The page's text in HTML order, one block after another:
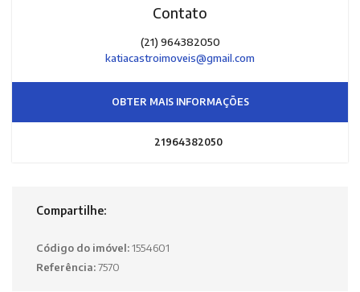
Contato
(21) 964382050
katiacastroimoveis@gmail.com
OBTER MAIS INFORMAÇÕES
21964382050
Compartilhe:
Código do imóvel:1554601
Referência:7570